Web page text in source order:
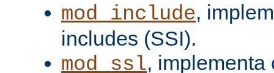
mod_include,
includes (SSI).
mod_ssl, implementa